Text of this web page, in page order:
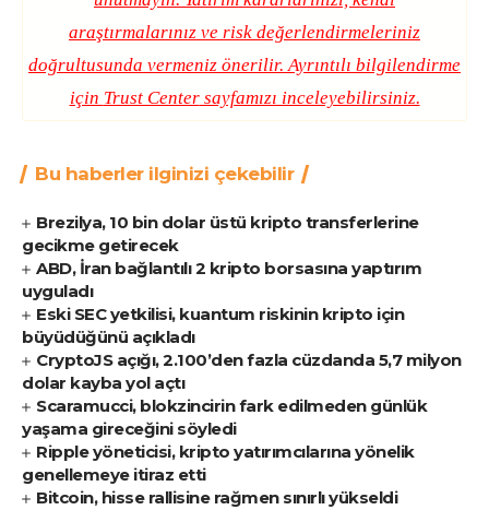
araştırmalarınız ve risk değerlendirmeleriniz
doğrultusunda vermeniz önerilir. Ayrıntılı bilgilendirme
için Trust Centersayfamızı inceleyebilirsiniz.
Bu haberler ilginizi çekebilir
Brezilya, 10 bin dolar üstü kripto transferlerine
gecikme getirecek
ABD, İran bağlantılı 2 kripto borsasına yaptırım
uyguladı
Eski SEC yetkilisi, kuantum riskinin kripto için
büyüdüğünü açıkladı
CryptoJS açığı, 2.100’den fazla cüzdanda 5,7 milyon
dolar kayba yol açtı
Scaramucci, blokzincirin fark edilmeden günlük
yaşama gireceğini söyledi
Ripple yöneticisi, kripto yatırımcılarına yönelik
genellemeye itiraz etti
Bitcoin, hisse rallisine rağmen sınırlı yükseldi